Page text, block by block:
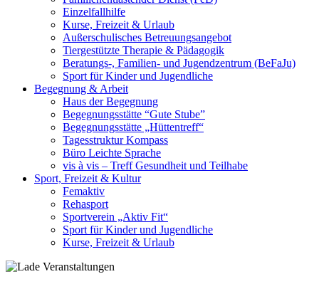
Einzelfallhilfe
Kurse, Freizeit & Urlaub
Außerschulisches Betreuungsangebot
Tiergestützte Therapie & Pädagogik
Beratungs-, Familien- und Jugendzentrum (BeFaJu)
Sport für Kinder und Jugendliche
Begegnung & Arbeit
Haus der Begegnung
Begegnungsstätte “Gute Stube”
Begegnungsstätte „Hüttentreff“
Tagesstruktur Kompass
Büro Leichte Sprache
vis à vis – Treff Gesundheit und Teilhabe
Sport, Freizeit & Kultur
Femaktiv
Rehasport
Sportverein „Aktiv Fit“
Sport für Kinder und Jugendliche
Kurse, Freizeit & Urlaub